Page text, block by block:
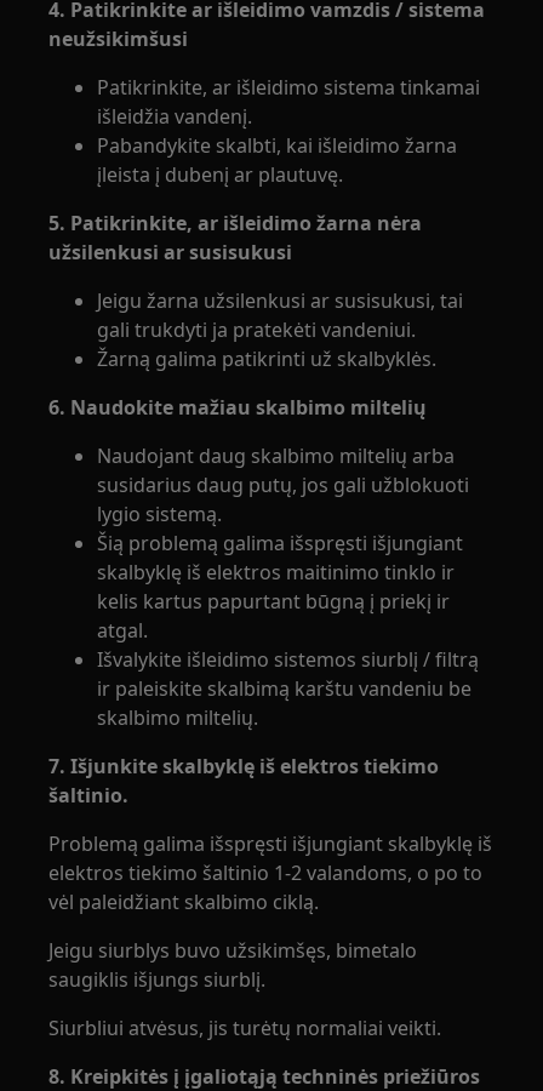
4. Patikrinkite ar išleidimo vamzdis / sistema
neužsikimšusi
Patikrinkite, ar išleidimo sistema tinkamai
išleidžia vandenį.
Pabandykite skalbti, kai išleidimo žarna
įleista į dubenį ar plautuvę.
5. Patikrinkite, ar išleidimo žarna nėra
užsilenkusi ar susisukusi
Jeigu žarna užsilenkusi ar susisukusi, tai
gali trukdyti ja pratekėti vandeniui.
Žarną galima patikrinti už skalbyklės.
6. Naudokite mažiau skalbimo miltelių
Naudojant daug skalbimo miltelių arba
susidarius daug putų, jos gali užblokuoti
lygio sistemą.
Šią problemą galima išspręsti išjungiant
skalbyklę iš elektros maitinimo tinklo ir
kelis kartus papurtant būgną į priekį ir
atgal.
Išvalykite išleidimo sistemos siurblį / filtrą
ir paleiskite skalbimą karštu vandeniu be
skalbimo miltelių.
7. Išjunkite skalbyklę iš elektros tiekimo
šaltinio.
Problemą galima išspręsti išjungiant skalbyklę iš
elektros tiekimo šaltinio 1-2 valandoms, o po to
vėl paleidžiant skalbimo ciklą.
Jeigu siurblys buvo užsikimšęs, bimetalo
saugiklis išjungs siurblį.
Siurbliui atvėsus, jis turėtų normaliai veikti.
8. Kreipkitės į įgaliotąją techninės priežiūros